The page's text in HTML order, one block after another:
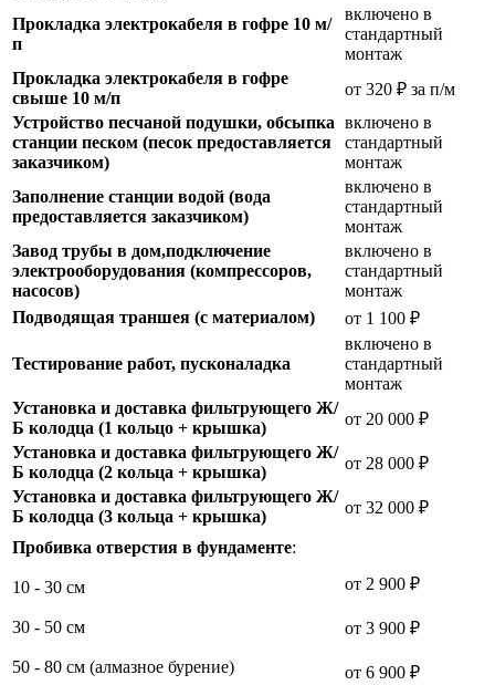
Прокладка электрокабеля в гофре 10 м/
п
включено в
стандартный
монтаж
Прокладка электрокабеля в гофре
свыше 10 м/п
от 320 ₽ за п/м
Устройство песчаной подушки, обсыпка
станции песком (песок предоставляется
заказчиком)
включено в
стандартный
монтаж
Заполнение станции водой (вода
предоставляется заказчиком)
включено в
стандартный
монтаж
Завод трубы в дом,подключение
электрооборудования (компрессоров,
насосов)
включено в
стандартный
монтаж
Подводящая траншея (с материалом)
от 1 100 ₽
Тестирование работ, пусконаладка
включено в
стандартный
монтаж
Установка и доставка фильтрующего Ж/
Б колодца (1 кольцо + крышка)
от 20 000 ₽
Установка и доставка фильтрующего Ж/
Б колодца (2 кольца + крышка)
от 28 000 ₽
Установка и доставка фильтрующего Ж/
Б колодца (3 кольца + крышка)
от 32 000 ₽
Пробивка отверстия в фундаменте:
10 - 30 см
30 - 50 см
50 - 80 см (алмазное бурение)
от 2 900 ₽
от 3 900 ₽
от 6 900 ₽